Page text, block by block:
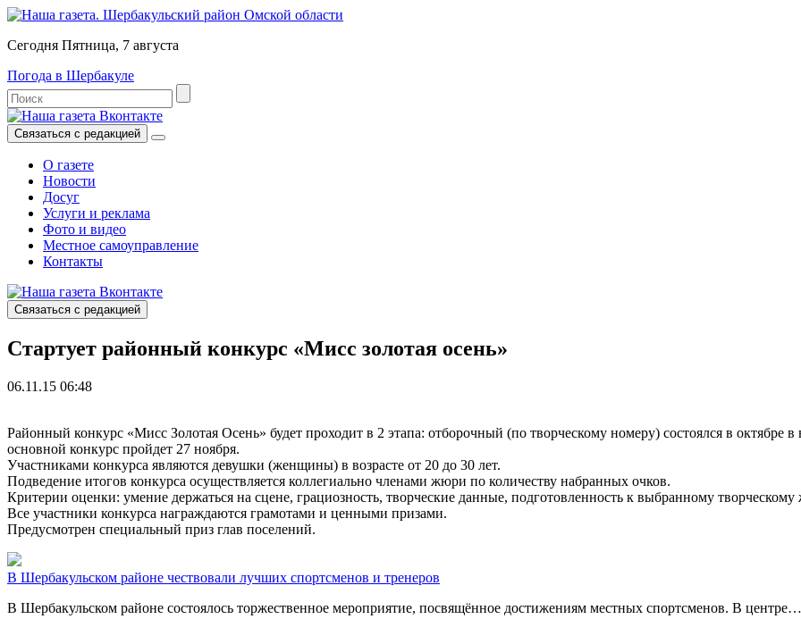
Сегодня Пятница, 7 августа
Погода в Шербакуле
Связаться с редакцией
О газете
Новости
Досуг
Услуги и реклама
Фото и видео
Местное самоуправление
Контакты
Связаться с редакцией
Стартует районный конкурс «Мисс золотая осень»
06.11.15 06:48
Районный конкурс «Мисс Золотая Осень» будет проходит в 2 этапа: отборочный (по творческому номеру) состоялся в октябре в
основной конкурс пройдет 27 ноября.
Участниками конкурса являются девушки (женщины) в возрасте от 20 до 30 лет.
Подведение итогов конкурса осуществляется коллегиально членами жюри по количеству набранных очков.
Критерии оценки: умение держаться на сцене, грациозность, творческие данные, подготовленность к выбранному творческому
Все участники конкурса награждаются грамотами и ценными призами.
Предусмотрен специальный приз глав поселений.
В Шербакульском районе чествовали лучших спортсменов и тренеров
В Шербакульском районе состоялось торжественное мероприятие, посвящённое достижениям местных спортсменов. В центре…